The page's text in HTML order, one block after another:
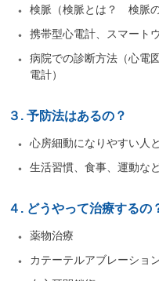
検脈（検脈とは？ 検脈の
携帯型心電計、スマート
病院での診断方法（心電
電計）
３. 予防法はあるの？
心房細動になりやすい人
生活習慣、食事、運動な
４. どうやって治療するの
薬物治療
カテーテルアブレーショ